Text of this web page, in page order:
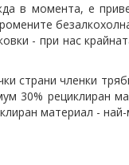
в момента, е
- при нас
страни членки
30% рециклиран
материал -